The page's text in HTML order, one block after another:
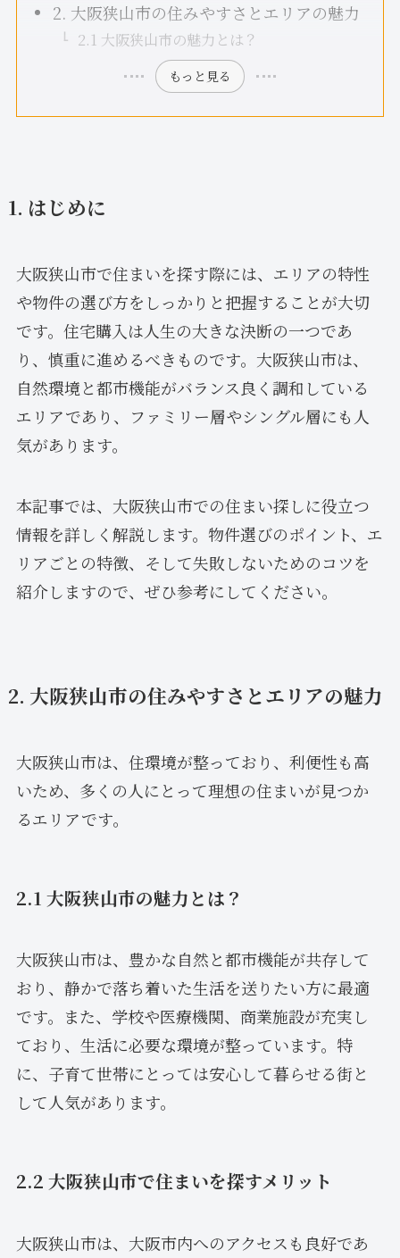
2. 大阪狭山市の住みやすさとエリアの魅力
2.1 大阪狭山市の魅力とは？
もっと見る
1. はじめに
大阪狭山市で住まいを探す際には、エリアの特性
や物件の選び方をしっかりと把握することが大切
です。住宅購入は人生の大きな決断の一つであ
り、慎重に進めるべきものです。大阪狭山市は、
自然環境と都市機能がバランス良く調和している
エリアであり、ファミリー層やシングル層にも人
気があります。
本記事では、大阪狭山市での住まい探しに役立つ
情報を詳しく解説します。物件選びのポイント、エ
リアごとの特徴、そして失敗しないためのコツを
紹介しますので、ぜひ参考にしてください。
2. 大阪狭山市の住みやすさとエリアの魅力
大阪狭山市は、住環境が整っており、利便性も高
いため、多くの人にとって理想の住まいが見つか
るエリアです。
2.1 大阪狭山市の魅力とは？
大阪狭山市は、豊かな自然と都市機能が共存して
おり、静かで落ち着いた生活を送りたい方に最適
です。また、学校や医療機関、商業施設が充実し
ており、生活に必要な環境が整っています。特
に、子育て世帯にとっては安心して暮らせる街と
して人気があります。
2.2 大阪狭山市で住まいを探すメリット
大阪狭山市は、大阪市内へのアクセスも良好であ